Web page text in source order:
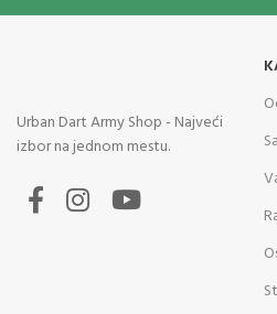
Urban Dart Army Shop - Najveći
izbor na jednom mestu.